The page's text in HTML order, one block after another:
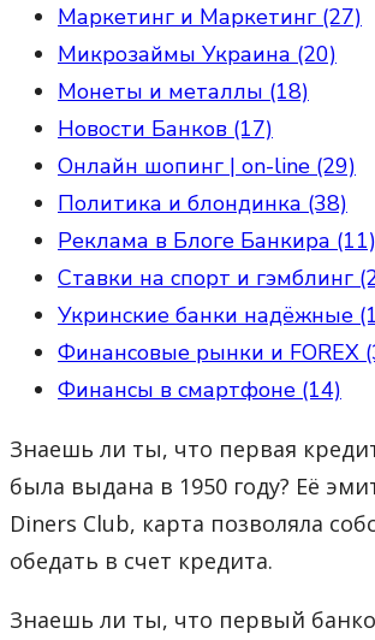
Маркетинг и Маркетинг (27)
Микрозаймы Украина (20)
Монеты и металлы (18)
Новости Банков (17)
Онлайн шопинг | on-line (29)
Политика и блондинка (38)
Реклама в Блоге Банкира (11)
Ставки на спорт и гэмблинг
Укринские банки надёжные
Финансовые рынки и FOREX
Финансы в смартфоне (14)
Знаешь ли ты, что первая
была выдана в 1950 году? Её
Diners Club, карта позволяла
обедать в счет кредита.
Знаешь ли ты, что первый